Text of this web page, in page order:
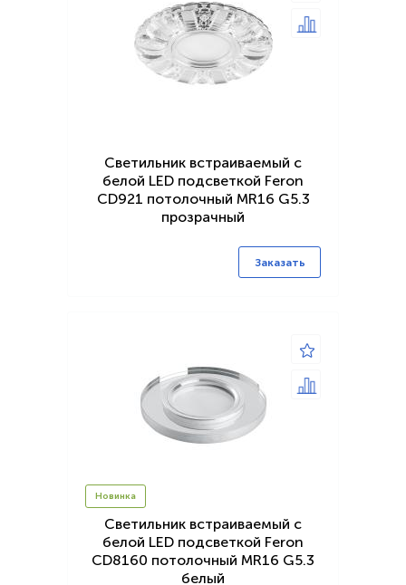
Светильник встраиваемый с
белой LED подсветкой Feron
CD921 потолочный MR16 G5.3
прозрачный
Заказать
Новинка
Светильник встраиваемый с
белой LED подсветкой Feron
CD8160 потолочный MR16 G5.3
белый